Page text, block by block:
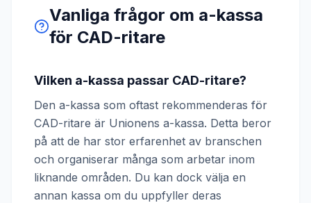
Vanliga frågor om a-kassa
för CAD-ritare
Vilken a-kassa passar CAD-ritare?
Den a-kassa som oftast rekommenderas för
CAD-ritare är Unionens a-kassa. Detta beror
på att de har stor erfarenhet av branschen
och organiserar många som arbetar inom
liknande områden. Du kan dock välja en
annan kassa om du uppfyller deras